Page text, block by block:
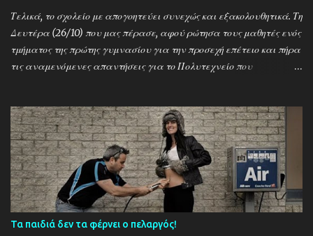
Τελικά, το σχολείο με απογοητεύει συνεχώς και εξακολουθητικά. Τη
Δευτέρα (26/10) που μας πέρασε, αφού ρώτησα τους μαθητές ενός
τμήματος της πρώτης γυμνασίου για την προσεχή επέτειο και πήρα
τις αναμενόμενες απαντήσεις για το Πολυτεχνείο που
που είχαμε και σύντομα και περιεκτικά τούς μίλησα για τον 2ο
Παγκόσμιο, τον Εμμανουέλε Γκράτσι, τον Μεταξά, το «Alors, c'est
la guerre!» (…) την εαρινή επίθεση, την Κατοχή (στην Ελλάδα και
ειδικά στην Καλαμπάκα), την πυρπόληση της πόλης μας, την
απελευθέρωση, τον εμφύλιο. Τα γράψαμε στον πίνακα, τα
εξηγήσαμε, ρωτούσαν, απαντούσα κ.λπ. Την άλλη μέρα, στην
σχετική σχολική γιορτή, άκουσαν για τα γεγονότα, είδαν βίντεο
και άλλο οπτικουακουστικό υλικό, φώναξαν Ζήτω! Και σήμερα, που
Τα παιδιά δεν τα φέρνει ο πελαργός!